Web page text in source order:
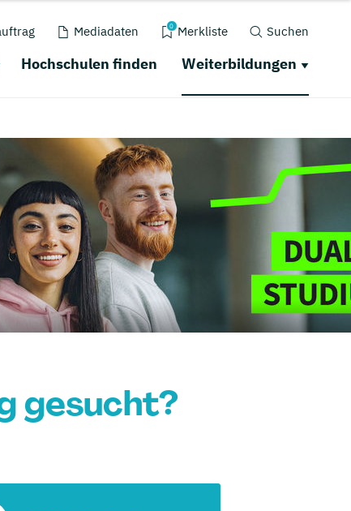
Mediadaten 0 Merkliste Suchen
Hochschulen finden Weiterbildungen
gesucht?